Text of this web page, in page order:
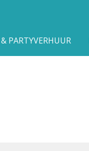
PARTYVERHUUR